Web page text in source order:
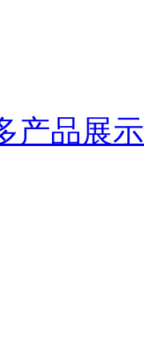
产品展示